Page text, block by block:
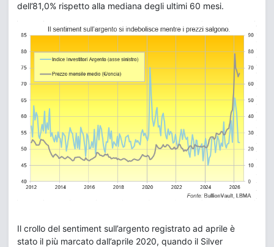
dell’81,0% rispetto alla mediana degli ultimi 60 mesi.
Il crollo del sentiment sull’argento registrato ad aprile è
stato il più marcato dall’aprile 2020, quando il Silver